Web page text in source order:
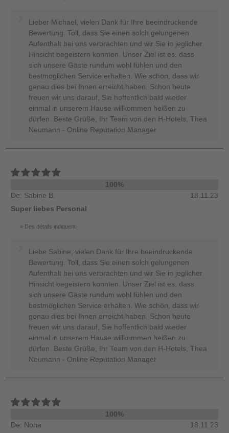
Lieber Michael, vielen Dank für Ihre beeindruckende
Bewertung. Toll, dass Sie einen solch gelungenen
Aufenthalt bei uns verbrachten und wir Sie in jeglicher
Hinsicht begeistern konnten. Unser Ziel ist es, dass
sich unsere Gäste rundum wohl fühlen und den
bestmöglichen Service erhalten. Wie schön, dass wir
genau dies bei Ihnen erreicht haben. Schon heute
freuen wir uns darauf, Sie hoffentlich bald wieder
einmal in unserem Hause willkommen heißen zu
dürfen. Beste Grüße, Ihr Team von den H-Hotels, Thea
Neumann - Online Reputation Manager
100%
De: Sabine B.
18.11.23
Super liebes Personal
Des détails indiquent
Liebe Sabine, vielen Dank für Ihre beeindruckende
Bewertung. Toll, dass Sie einen solch gelungenen
Aufenthalt bei uns verbrachten und wir Sie in jeglicher
Hinsicht begeistern konnten. Unser Ziel ist es, dass
sich unsere Gäste rundum wohl fühlen und den
bestmöglichen Service erhalten. Wie schön, dass wir
genau dies bei Ihnen erreicht haben. Schon heute
freuen wir uns darauf, Sie hoffentlich bald wieder
einmal in unserem Hause willkommen heißen zu
dürfen. Beste Grüße, Ihr Team von den H-Hotels, Thea
Neumann - Online Reputation Manager
100%
De: Noha
18.11.23